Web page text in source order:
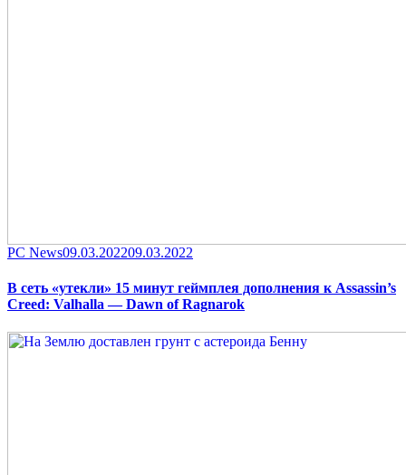
Category
PC NewsPosted
09.03.202209.03.2022
В сеть «утекли» 15 минут геймплея дополнения к Assassin’s
Creed: Valhalla — Dawn of Ragnarok